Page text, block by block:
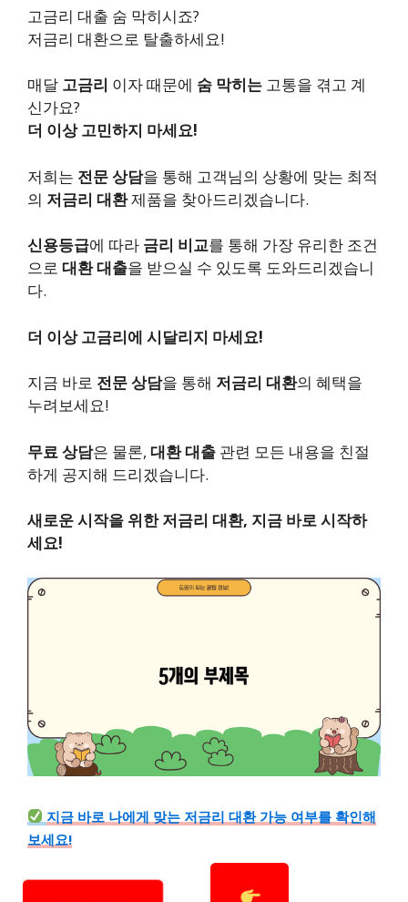
고금리 대출 숨 막히시죠?
저금리 대환으로 탈출하세요!
매달 고금리 이자 때문에 숨 막히는 고통을 겪고 계
신가요?
더 이상 고민하지 마세요!
저희는 전문 상담을 통해 고객님의 상황에 맞는 최적
의 저금리 대환제품을 찾아드리겠습니다.
신용등급에 따라 금리 비교를 통해 가장 유리한 조건
으로 대환 대출을 받으실 수 있도록 도와드리겠습니
다.
더 이상 고금리에 시달리지 마세요!
지금 바로 전문 상담을 통해 저금리 대환의 혜택을
누려보세요!
무료 상담은 물론, 대환 대출 관련 모든 내용을 친절
하게 공지해 드리겠습니다.
새로운 시작을 위한 저금리 대환, 지금 바로 시작하
세요!
지금 바로 나에게 맞는 저금리 대환 가능 여부를 확인해
보세요!